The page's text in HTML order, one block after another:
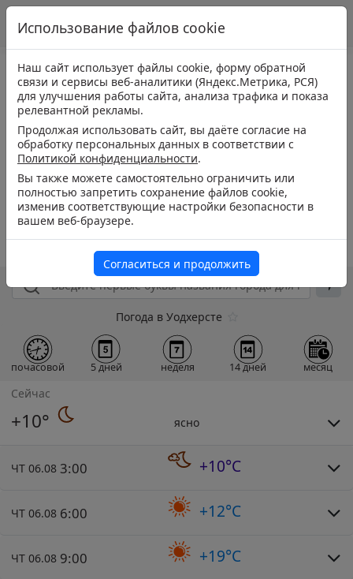
Погода в Уодхерсте
почасовой 5 дней неделя 14 дней месяц
Сейчас
+10° ясно
ЧТ 06.08 3:00 +10°C
ЧТ 06.08 6:00 +12°C
ЧТ 06.08 9:00 +19°C
Использование файлов cookie
Наш сайт использует файлы cookie, форму обратной
связи и сервисы веб-аналитики (Яндекс.Метрика, РСЯ)
для улучшения работы сайта, анализа трафика и показа
релевантной рекламы.
Продолжая использовать сайт, вы даёте согласие на
обработку персональных данных в соответствии с
Политикой конфиденциальности.
Вы также можете самостоятельно ограничить или
полностью запретить сохранение файлов cookie,
изменив соответствующие настройки безопасности в
вашем веб-браузере.
Согласиться и продолжить